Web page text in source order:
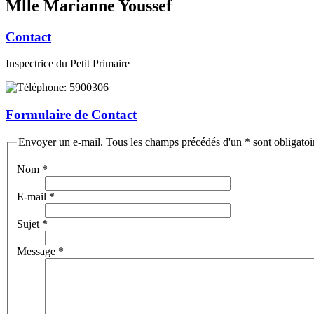
Mlle Marianne Youssef
Contact
Inspectrice du Petit Primaire
5900306
Formulaire de Contact
Envoyer un e-mail. Tous les champs précédés d'un * sont
Nom *
E-mail *
Sujet *
Message *